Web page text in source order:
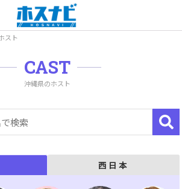
スト
CAST
沖縄県のホスト
西日本